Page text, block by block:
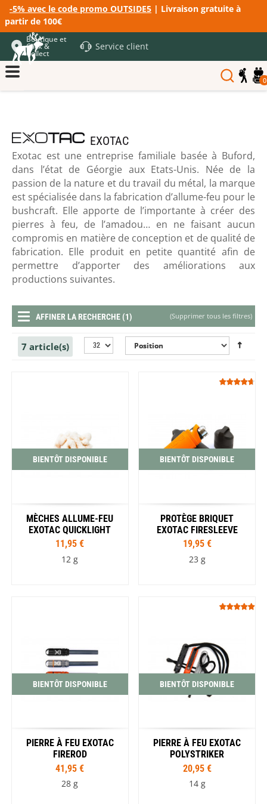
-5% avec le code promo OUTSIDE5 | Livraison gratuite à
partir de 100€
Boutique et
Click &
Collect
Service client
0
EXOTAC
Exotac est une entreprise familiale basée à Buford,
dans l’état de Géorgie aux Etats-Unis. Née de la
passion de la nature et du travail du métal, la marque
est spécialisée dans la fabrication d’allume-feu pour le
bushcraft. Elle apporte de l’importante à créer des
pierres à feu, de l’amadou… en ne faisant aucun
compromis en matière de conception et de qualité de
fabrication. Elle produit en petite quantité afin de
permettre d’apporter des améliorations aux
productions suivantes.
(Supprimer tous les filtres)
AFFINER LA RECHERCHE (1)
7 article(s)
BIENTÔT DISPONIBLE
MÈCHES ALLUME-FEU
EXOTAC QUICKLIGHT
11,95 €
12 g
BIENTÔT DISPONIBLE
PROTÈGE BRIQUET
EXOTAC FIRESLEEVE
19,95 €
23 g
BIENTÔT DISPONIBLE
PIERRE À FEU EXOTAC
FIREROD
41,95 €
28 g
BIENTÔT DISPONIBLE
PIERRE À FEU EXOTAC
POLYSTRIKER
20,95 €
14 g